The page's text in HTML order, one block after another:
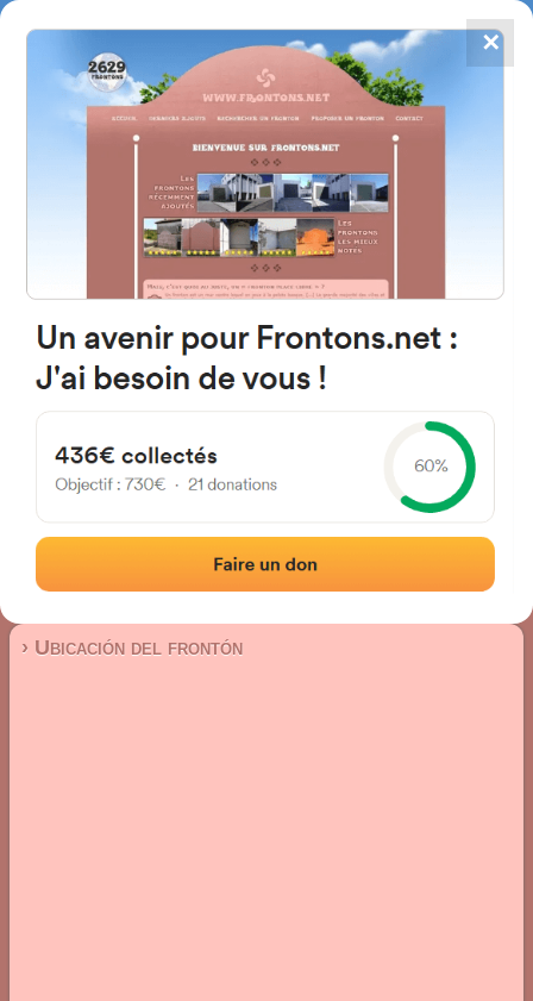
FRONTONS.NET
BUSCAR UN FRONTÓN
AÑADIR UN FRONTÓN
4784
frontones
31219 Sorlada, Navarre
Plaza Santa Cecilia 8 España
Frontón de plaza libre
Localización|Fotos|Comentarios y reseñas
› Ubicación del frontón
✕